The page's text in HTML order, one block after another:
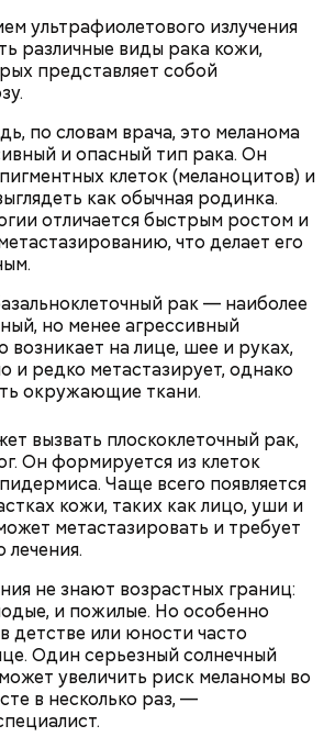
ультрафиолетового излучения
различные виды рака кожи,
представляет собой
по словам врача, это меланома
и опасный тип рака. Он
клеток (меланоцитов) и
как обычная родинка.
отличается быстрым ростом и
что делает его
рак — наиболее
но менее агрессивный
возникает на лице, шее и руках,
и редко метастазирует, однако
окружающие ткани.
вызвать плоскоклеточный рак,
Он формируется из клеток
Чаще всего появляется
кожи, таких как лицо, уши и
метастазировать и требует
лечения.
не знают возрастных границ:
и пожилые. Но особенно
детстве или юности часто
Один серьезный солнечный
увеличить риск меланомы во
в несколько раз, —
случается»
был инициирован
счастливых людей, чтобы
что счастье на самом деле
Отпраздновать этот день
с другими людьми
из своей жизни.
в духовку, разогретую до 180–
из кабачка нужно запекать
Уберут отеки и улучшат зрение:
диетолог Соломатина рассказала
о пользе кабачков
с курицей
Как приготовить домашний
майонез: три простых рецепта
объяснила, в чем заключается
польза сезонных овощей и
фруктов